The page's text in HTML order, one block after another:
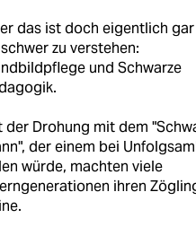
das ist doch eigentlich
zu verstehen:
und Schwarze
der Drohung mit dem
der einem bei
würde, machten viele
ihren